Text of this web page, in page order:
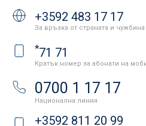
+3592 483 17 17
За връзка от страната и чужбина
*71 71
Кратък номер за абонати на
0700 1 17 17
Национална линия
+3592 811 20 99